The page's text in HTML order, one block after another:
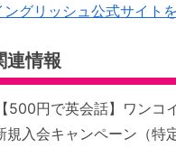
ングリッシュ公式サイト
連情報
500円で英会話】ワンコ
規入会キャンペーン（特